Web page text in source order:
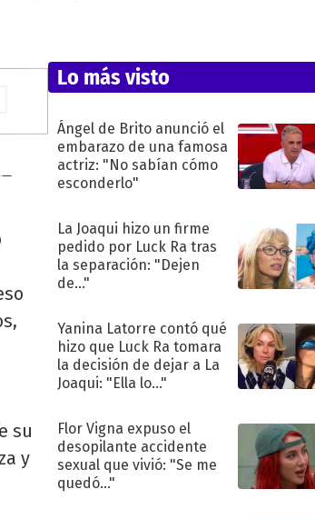
su
y
Lo más visto
Ángel de Brito anunció el
embarazo de una famosa
actriz: "No sabían cómo
esconderlo"
La Joaqui hizo un firme
pedido por Luck Ra tras
la separación: "Dejen
de..."
Yanina Latorre contó qué
hizo que Luck Ra tomara
la decisión de dejar a La
Joaqui: "Ella lo..."
Flor Vigna expuso el
desopilante accidente
sexual que vivió: "Se me
quedó..."